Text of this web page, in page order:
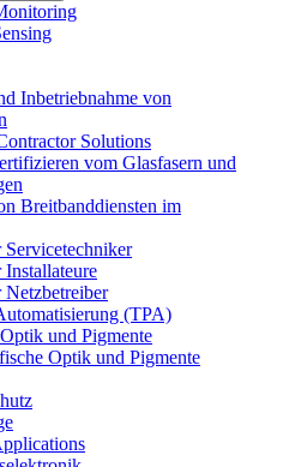
Inbetriebnahme von
Solutions
vom Glasfasern und
Breitbanddiensten im
(TPA)
und Pigmente
Optik und Pigmente